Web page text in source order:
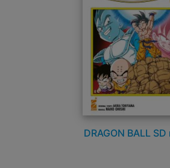
DRAGON BALL SD